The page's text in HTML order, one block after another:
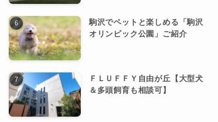
駒沢でペットと楽しめる「駒沢
オリンピック公園」ご紹介
ＦＬＵＦＦＹ自由が丘【大型犬
＆多頭飼育も相談可】